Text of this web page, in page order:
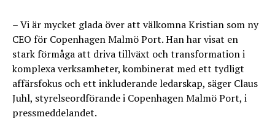
– Vi är mycket glada över att välkomna Kristian som ny
CEO för Copenhagen Malmö Port. Han har visat en
stark förmåga att driva tillväxt och transformation i
komplexa verksamheter, kombinerat med ett tydligt
affärsfokus och ett inkluderande ledarskap, säger Claus
Juhl, styrelseordförande i Copenhagen Malmö Port, i
pressmeddelandet.